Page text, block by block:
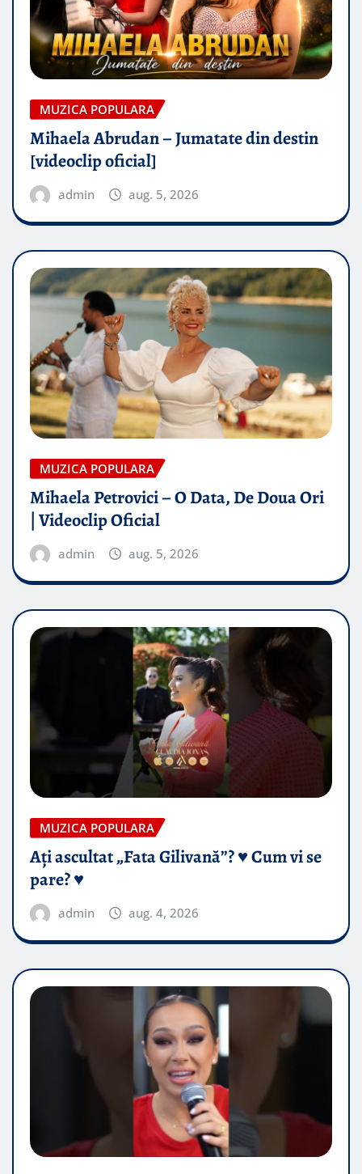
MUZICA POPULARA
Mihaela Abrudan – Jumatate din destin
[videoclip oficial]
admin aug. 5, 2026
MUZICA POPULARA
Mihaela Petrovici – O Data, De Doua Ori
| Videoclip Oficial
admin aug. 5, 2026
MUZICA POPULARA
Ați ascultat „Fata Gilivană”? ♥️ Cum vi se
pare? ♥️
admin aug. 4, 2026